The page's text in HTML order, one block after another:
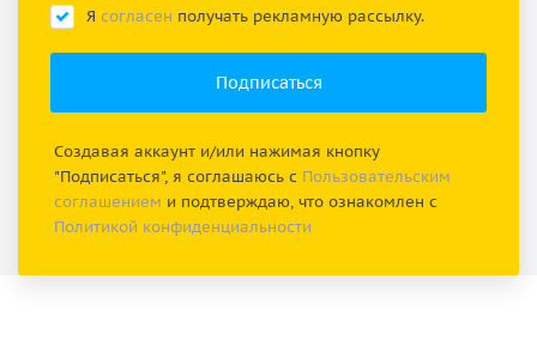
Я согласен получать рекламную рассылку.
Создавая аккаунт и/или нажимая кнопку
"Подписаться", я соглашаюсь с Пользовательским
соглашением и подтверждаю, что ознакомлен с
Политикой конфиденциальности